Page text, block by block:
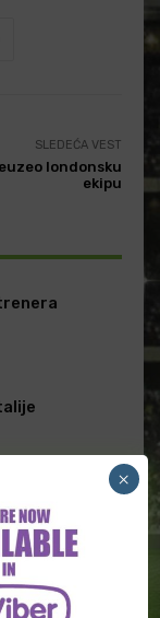
SLEDEĆA VEST
londonsku
ekipu
×